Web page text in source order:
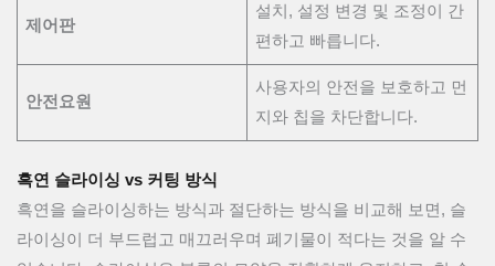
제어판
설치, 설정 변경 및 조정이 간
편하고 빠릅니다.
안전요원
사용자의 안전을 보호하고 먼
지와 칩을 차단합니다.
흑연 슬라이싱 vs 커팅 방식
흑연을 슬라이싱하는 방식과 절단하는 방식을 비교해 보면, 슬
라이싱이 더 부드럽고 매끄러우며 폐기물이 적다는 것을 알 수